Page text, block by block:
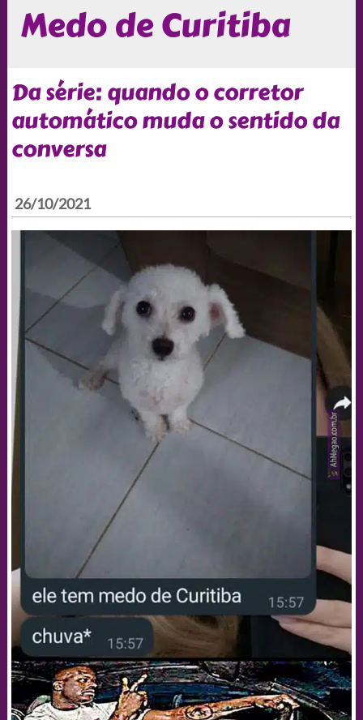
Medo de Curitiba
Da série: quando o corretor
automático muda o sentido da
conversa
26/10/2021